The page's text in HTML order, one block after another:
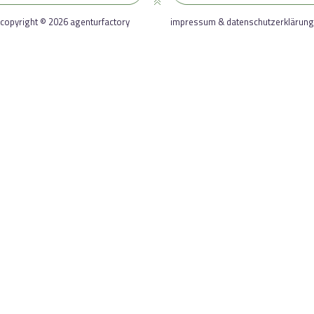
copyright © 2026 agenturfactory impressum & datenschutzerklärung